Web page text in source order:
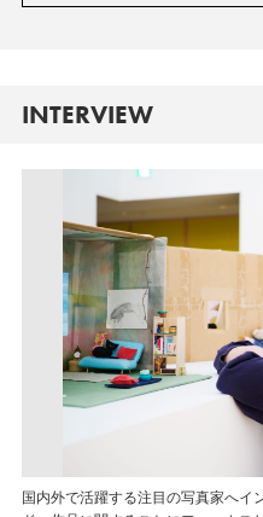
INTERVIEW
国内外で活躍する注目の写真家へイ